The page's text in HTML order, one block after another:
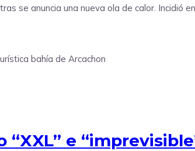
se anuncia una nueva ola de calor. Incidió
e